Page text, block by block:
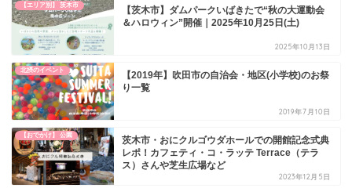
【エリア別】 茨木市
【茨木市】ダムパークいばきたで“秋の大運動会
＆ハロウィン”開催｜2025年10月25日(土)
2025年10月13日
北摂のイベント
【2019年】吹田市の自治会・地区(小学校)のお祭
り一覧
2019年7月10日
【おでかけ】 公園
茨木市・おにクルゴウダホールでの開館記念式典
レポ！カフェティ・コ・ラッテ Terrace（テラ
ス）さんや芝生広場など
2023年12月5日